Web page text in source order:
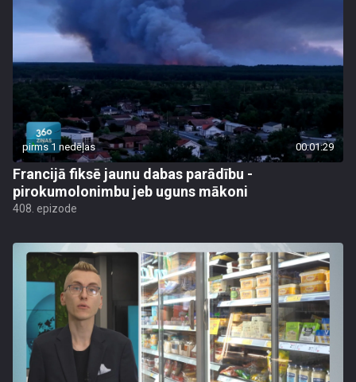
pirms 1 nedēļas 00:01:29
Francijā fiksē jaunu dabas parādību -
pirokumolonimbu jeb uguns mākoni
408. epizode